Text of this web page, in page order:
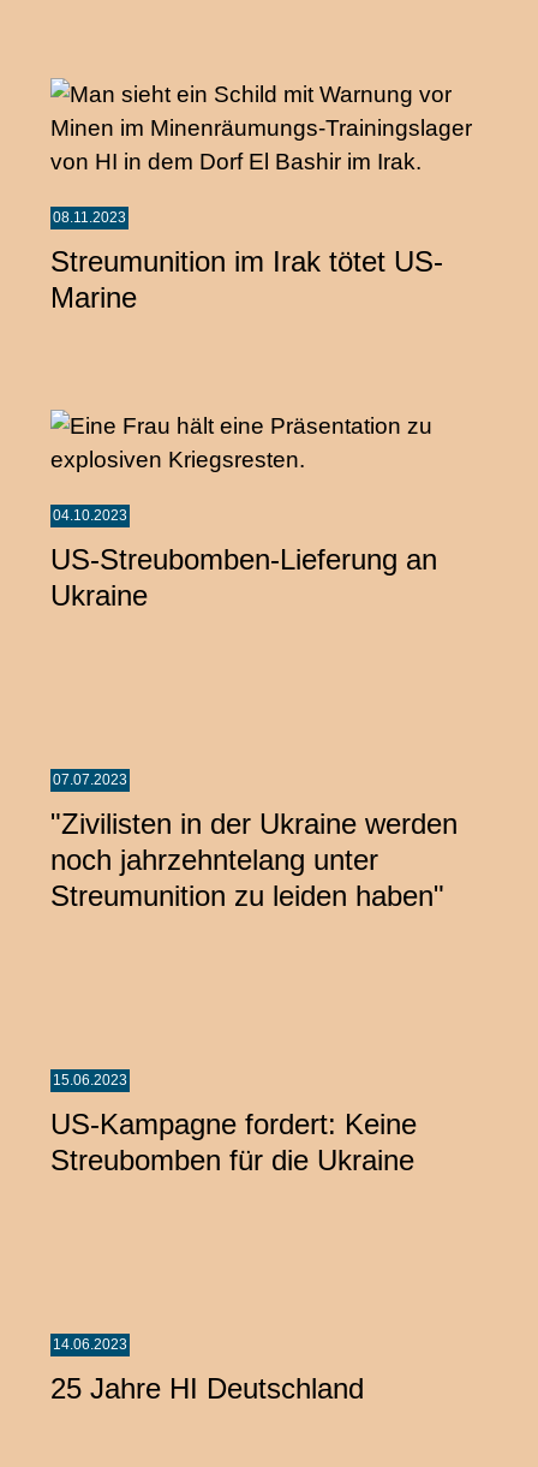
08.11.2023
Streumunition im Irak tötet US-
Marine
04.10.2023
US-Streubomben-Lieferung an
Ukraine
07.07.2023
"Zivilisten in der Ukraine werden
noch jahrzehntelang unter
Streumunition zu leiden haben"
15.06.2023
US-Kampagne fordert: Keine
Streubomben für die Ukraine
14.06.2023
25 Jahre HI Deutschland